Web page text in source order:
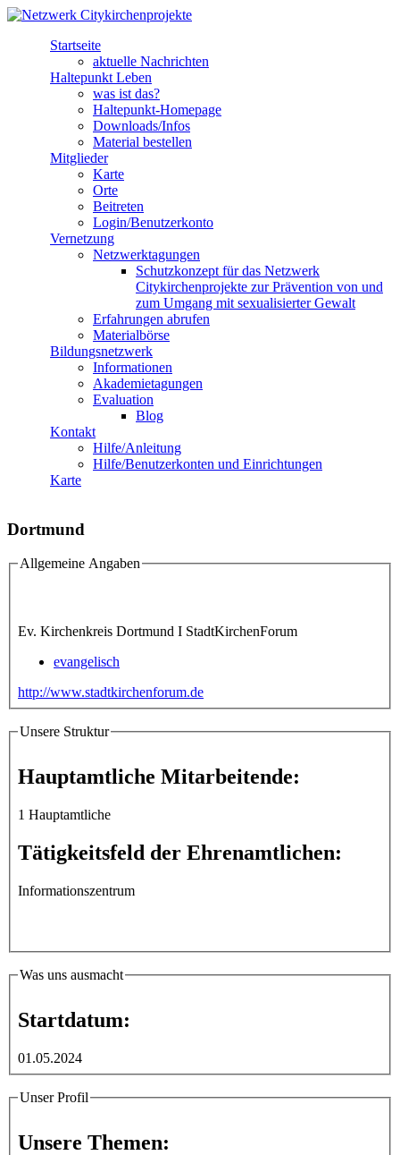
Direkt zum Inhalt
Netzwerk
Citykirchenprojekte
Startseite
aktuelle Nachrichten
Haltepunkt Leben
was ist das?
Haltepunkt-Homepage
Downloads/Infos
Material bestellen
Mitglieder
Karte
Orte
Beitreten
Login/Benutzerkonto
Vernetzung
Netzwerktagungen
Schutzkonzept für das Netzwerk
Citykirchenprojekte zur Prävention von und
zum Umgang mit sexualisierter Gewalt
Erfahrungen abrufen
Materialbörse
Bildungsnetzwerk
Informationen
Akademietagungen
Evaluation
Blog
Kontakt
Hilfe/Anleitung
Hilfe/Benutzerkonten und Einrichtungen
Karte
Dortmund
Allgemeine Angaben
Ev. Kirchenkreis Dortmund I StadtKirchenForum
evangelisch
http://www.stadtkirchenforum.de
Unsere Struktur
Hauptamtliche Mitarbeitende:
1 Hauptamtliche
Tätigkeitsfeld der Ehrenamtlichen:
Informationszentrum
Was uns ausmacht
Startdatum:
01.05.2024
Unser Profil
Unsere Themen: